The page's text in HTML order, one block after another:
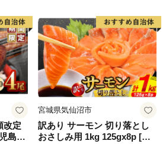
改定
島県
宮城県気仙沼市
訳あり サーモン 切り落とし
おさしみ用 1kg 125gx8p [足